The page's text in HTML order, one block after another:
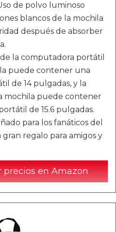
de polvo luminoso
blancos de la mochila
después de absorber
la computadora portátil
puede contener una
de 14 pulgadas, y la
mochila puede contener
de 15.6 pulgadas.
para los fanáticos del
regalo para amigos y
precios en Amazon